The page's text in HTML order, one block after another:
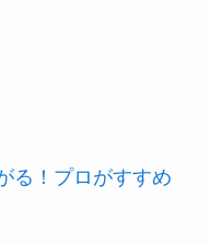
る！プロがすすめ